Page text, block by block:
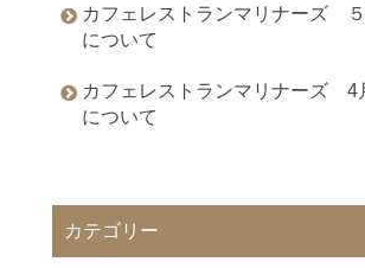
カフェレストランマリナーズ
について
カフェレストランマリナーズ 4
について
カテゴリー